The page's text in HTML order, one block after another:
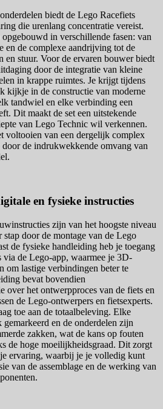
biedt de Lego Racefiets
die urenlang concentratie vereist.
in verschillende fasen: van
en de complexe aandrijving tot de
en stuur. Voor de ervaren bouwer biedt
door de integratie van kleine
in krappe ruimtes. Je krijgt tijdens
kijkje in de constructie van moderne
tandwiel en elke verbinding een
Dit maakt de set een uitstekende
van Lego Technic wil verkennen.
voltooien van een dergelijk complex
de indrukwekkende omvang van
en fysieke instructies
zijn van het hoogste niveau
stap door de montage van de Lego
de fysieke handleiding heb je toegang
via de Lego-app, waarmee je 3D-
om lastige verbindingen beter te
bevat bovendien
over het ontwerpproces van de fiets en
de Lego-ontwerpers en fietsexperts.
toe aan de totaalbeleving. Elke
en de onderdelen zijn
zakken, wat de kans op fouten
de hoge moeilijkheidsgraad. Dit zorgt
ervaring, waarbij je je volledig kunt
van de assemblage en de werking van